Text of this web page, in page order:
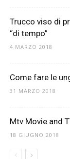
Trucco viso di
“di tempo”
4 MARZO 2018
Come fare le
31 MARZO 2018
Mtv Movie and
18 GIUGNO 2018